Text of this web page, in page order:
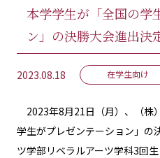
本学学生が「全国の学
ン」の決勝大会進出決
2023.08.18 在学生向け
2023年8月21日（月）、（株
学生がプレゼンテーション」の
ツ学部リベラルアーツ学科3回